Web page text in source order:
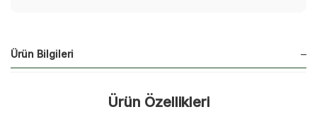
Ürün Bilgileri
Ürün Özellikleri